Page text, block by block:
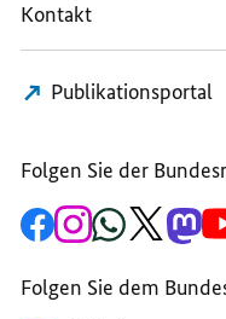
Kontakt
Publikationsportal
Folgen Sie der
Zur
Facebook-
Bundesregierung
Zum
Instagram-
der
Bundesregierung
Zum
WhatsApp-
der
Zum
X-
der
Folgen Sie dem